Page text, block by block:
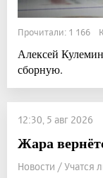
Прочитали: 1 166
Алексей
сборную.
12:30, 5 авг 2026
Жара
Новости / Учатся